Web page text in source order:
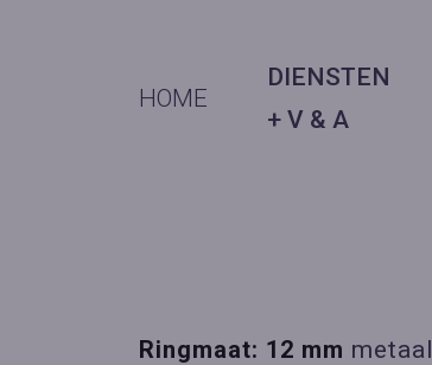
HOME
DIENSTEN
+ V & A
Ringmaat: 12 mm metaal